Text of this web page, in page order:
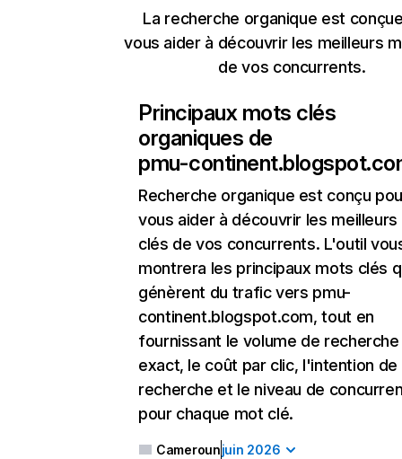
La recherche organique est
vous aider à découvrir les meilleurs
de vos concurrents.
Principaux mots clés
organiques de
pmu-
Recherche organique est conçu
vous aider à découvrir les
clés de vos concurrents. L'outil
montrera les principaux mots clés
génèrent du trafic vers pmu-
continent.blogspot.com, tout en
fournissant le volume de recherche
exact, le coût par clic, l'intention de
recherche et le niveau de
pour chaque mot clé.
Camerounjuin 2026